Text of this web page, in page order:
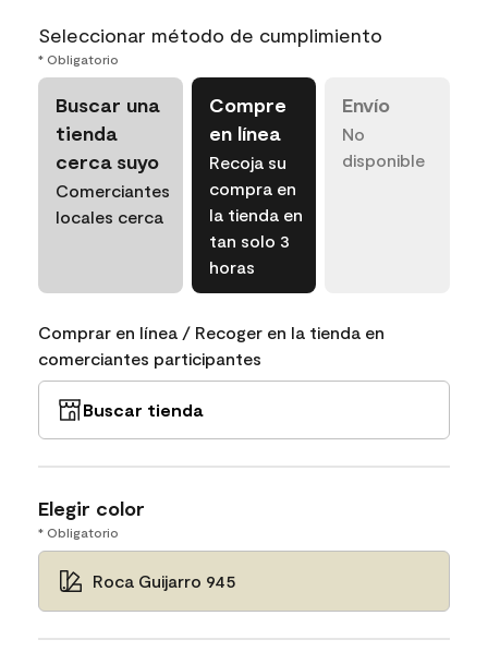
Seleccionar método de cumplimiento
* Obligatorio
Buscar una
tienda
cerca suyo
Comerciantes
locales cerca
Compre
en línea
Recoja su
compra en
la tienda en
tan solo 3
horas
Envío
No
disponible
Comprar en línea / Recoger en la tienda en
comerciantes participantes
Buscar tienda
Elegir color
* Obligatorio
Roca Guijarro 945